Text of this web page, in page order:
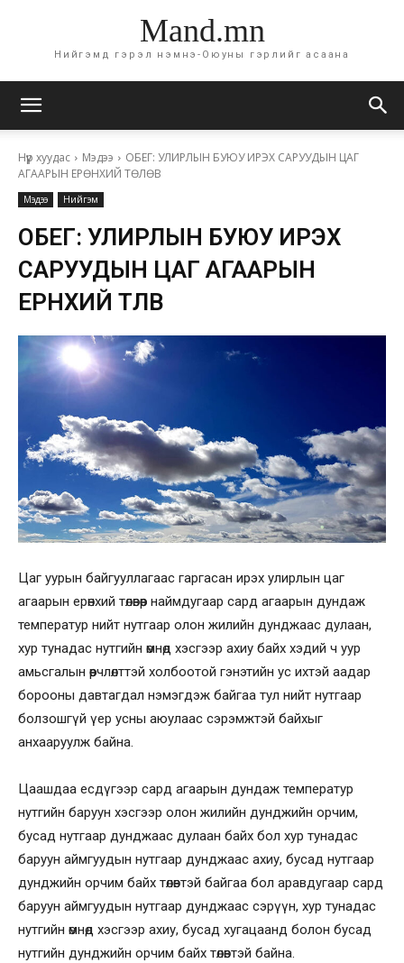
Mand.mn
Нийгэмд гэрэл нэмнэ-Оюуны гэрлийг асаана
Нүүр хуудас Мэдээ
ОБЕГ: УЛИРЛЫН БУЮУ ИРЭХ САРУУДЫН ЦАГ
АГААРЫН ЕРӨНХИЙ ТӨЛӨВ
Мэдээ Нийгэм
ОБЕГ: УЛИРЛЫН БУЮУ ИРЭХ
САРУУДЫН ЦАГ АГААРЫН
ЕРӨНХИЙ ТӨЛӨВ
Цаг уурын байгууллагаас гаргасан ирэх улирлын цаг
агаарын ерөнхий төлөвөөр наймдугаар сард агаарын дундаж
температур нийт нутгаар олон жилийн дунджаас дулаан,
хур тунадас нутгийн өмнөд хэсгээр ахиу байх хэдий ч уур
амьсгалын өөрчлөлттэй холбоотой гэнэтийн ус ихтэй аадар
борооны давтагдал нэмэгдэж байгаа тул нийт нутгаар
болзошгүй үер усны аюулаас сэрэмжтэй байхыг
анхааруулж байна.
Цаашдаа есдүгээр сард агаарын дундаж температур
нутгийн баруун хэсгээр олон жилийн дунджийн орчим,
бусад нутгаар дунджаас дулаан байх бол хур тунадас
баруун аймгуудын нутгаар дунджаас ахиу, бусад нутгаар
дунджийн орчим байх төлөвтэй байгаа бол аравдугаар сард
баруун аймгуудын нутгаар дунджаас сэрүүн, хур тунадас
нутгийн өмнөд хэсгээр ахиу, бусад хугацаанд болон бусад
нутгийн дунджийн орчим байх төлөвтэй байна.